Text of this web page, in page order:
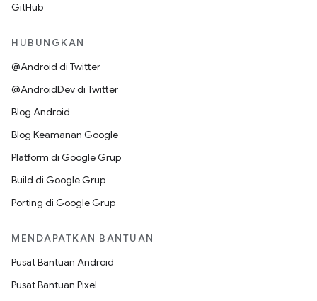
GitHub
HUBUNGKAN
@Android di Twitter
@AndroidDev di Twitter
Blog Android
Blog Keamanan Google
Platform di Google Grup
Build di Google Grup
Porting di Google Grup
MENDAPATKAN BANTUAN
Pusat Bantuan Android
Pusat Bantuan Pixel